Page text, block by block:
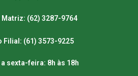
Matriz: (62) 3287-9764
Filial: (61) 3573-9225
sexta-feira: 8h às 18h